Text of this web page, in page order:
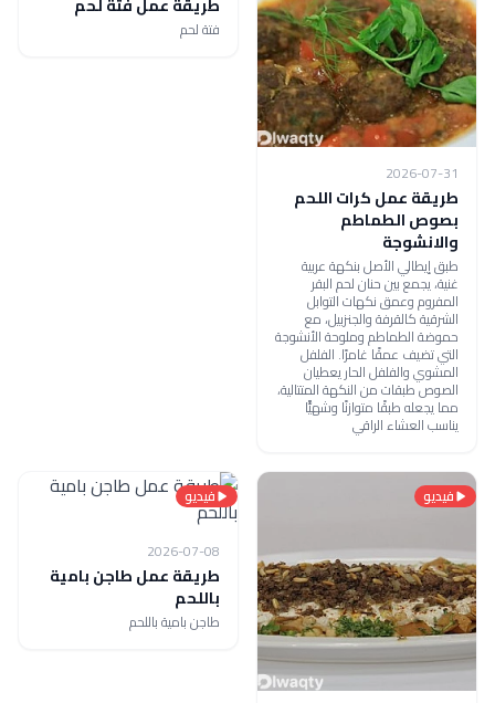
2026-07-31
طريقة عمل كرات اللحم
بصوص الطماطم
والانشوجة
طبق إيطالي الأصل بنكهة عربية
غنية، يجمع بين حنان لحم البقر
المفروم وعمق نكهات التوابل
الشرقية كالقرفة والجنزبيل، مع
حموضة الطماطم وملوحة الأنشوجة
التي تضيف عمقًا غامرًا. الفلفل
المشوي والفلفل الحار يعطيان
الصوص طبقات من النكهة المتتالية،
مما يجعله طبقًا متوازنًا وشهيًّا
يناسب العشاء الراقي
فتة لحم
فيديو فيديو
2026-07-08
طريقة عمل طاجن بامية
باللحم
طاجن بامية باللحم